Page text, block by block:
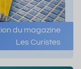
du magazine
Les Curistes